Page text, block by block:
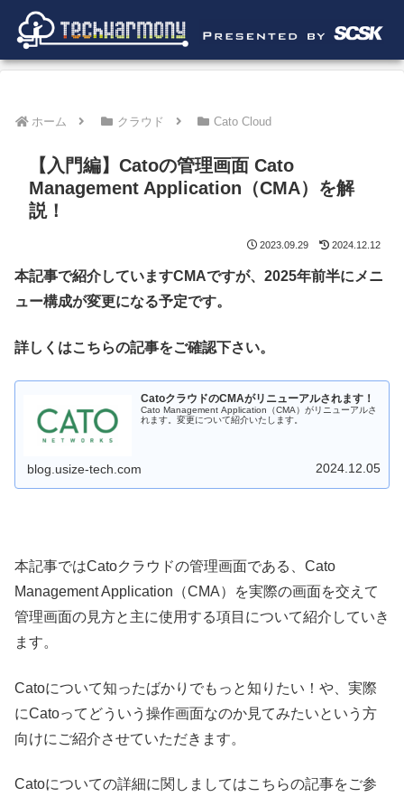
ホーム クラウド Cato Cloud
【入門編】Catoの管理画面 Cato
Management Application（CMA）を解
説！
2023.09.29 2024.12.12
本記事で紹介していますCMAですが、2025年前半にメニ
ュー構成が変更になる予定です。
詳しくはこちらの記事をご確認下さい。
CatoクラウドのCMAがリニューアルされます！
Cato Management Application（CMA）がリニューアルさ
れます。変更について紹介いたします。
blog.usize-tech.com 2024.12.05
本記事ではCatoクラウドの管理画面である、Cato
Management Application（CMA）を実際の画面を交えて
管理画面の見方と主に使用する項目について紹介していき
ます。
Catoについて知ったばかりでもっと知りたい！や、実際
にCatoってどういう操作画面なのか見てみたいという方
向けにご紹介させていただきます。
Catoについての詳細に関しましてはこちらの記事をご参